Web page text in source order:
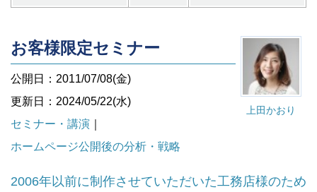
上田かおり
お客様限定セミナー
公開日：2011/07/08(金)
更新日：2024/05/22(水)
セミナー・講演
ホームページ公開後の分析・戦略
2006年以前に制作させていただいた工務店様のため